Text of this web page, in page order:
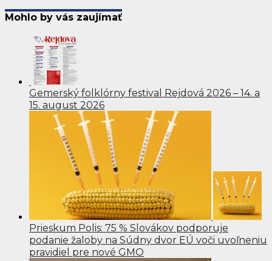
Mohlo by vás zaujímať
Gemerský folklórny festival Rejdová 2026 – 14. a
15. august 2026
Prieskum Polis: 75 % Slovákov podporuje
podanie žaloby na Súdny dvor EÚ voči uvoľneniu
pravidiel pre nové GMO